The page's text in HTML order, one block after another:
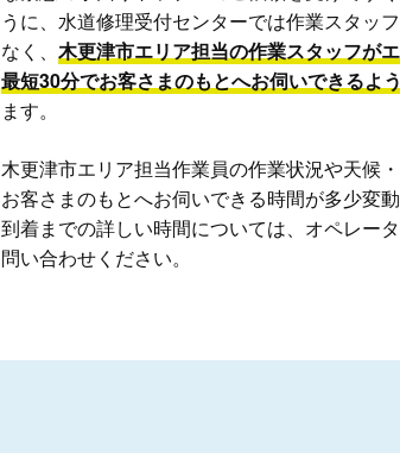
うに、水道修理受付センターでは作業スタッ
なく、木更津市エリア担当の作業スタッフがエ
最短30分でお客さまのもとへお伺いできるよ
ます。
木更津市エリア担当作業員の作業状況や天候
お客さまのもとへお伺いできる時間が多少変動
到着までの詳しい時間については、オペレー
問い合わせください。